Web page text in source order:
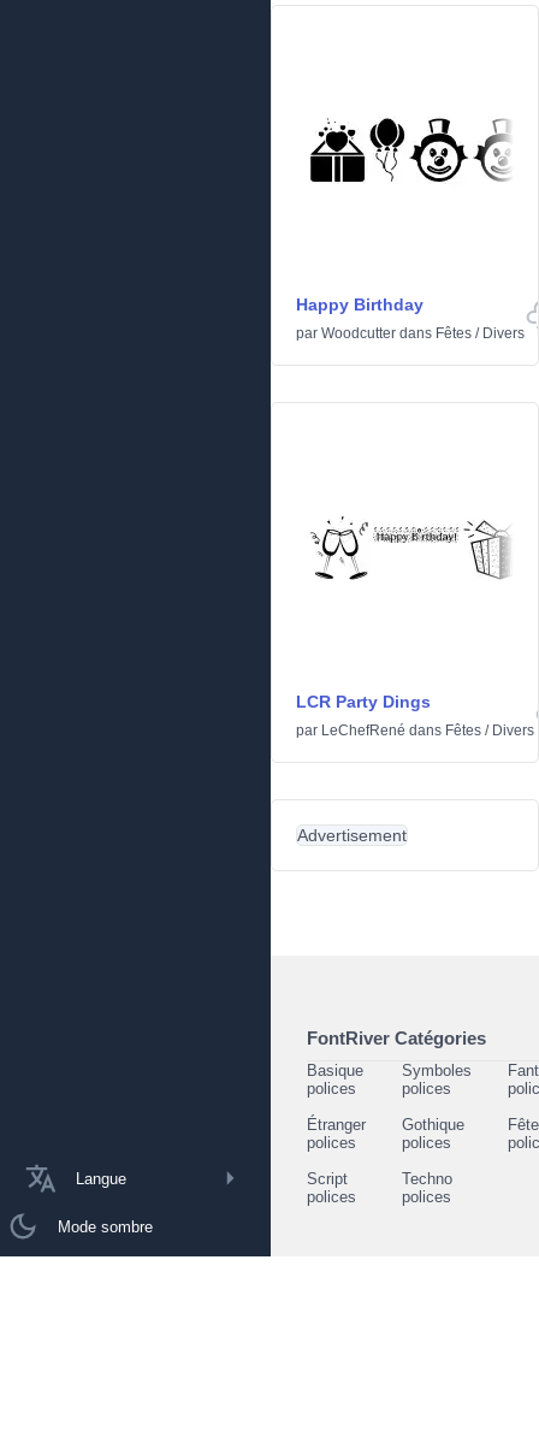
Langue
Mode sombre
Happy Birthday
par Woodcutter dans Fêtes / Divers
LCR Party Dings
par LeChefRené dans Fêtes / Divers
Advertisement
FontRiver Catégories
Basique
polices
Symboles
polices
Étranger
polices
Gothique
polices
Script
polices
Techno
polices